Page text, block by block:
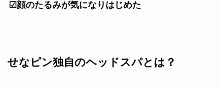
☑顔のたるみが気になりはじめた
せなピン独自のヘッドスパとは？